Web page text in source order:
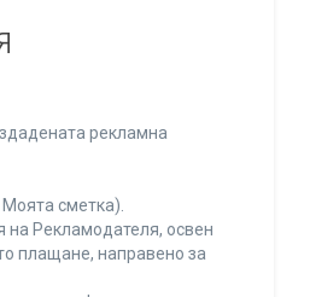
рекламна
сметка).
на Рекламодателя, освен
плащане, направено за